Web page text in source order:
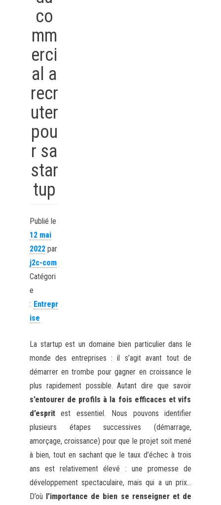
co
mm
erci
al a
recr
uter
pou
r sa
star
tup
Publié le
12 mai
2022par
j2c-com
Catégori
e
: Entrepr
ise
La startup est un domaine bien particulier dans le
monde des entreprises : il s’agit avant tout de
démarrer en trombe pour gagner en croissance le
plus rapidement possible. Autant dire que savoir
s’entourer de profils à la fois efficaces et vifs
d’espritest essentiel. Nous pouvons identifier
plusieurs étapes successives (démarrage,
amorçage, croissance) pour que le projet soit mené
à bien, tout en sachant que le taux d’échec à trois
ans est relativement élevé : une promesse de
développement spectaculaire, mais qui a un prix…
D’où l’importance de bien se renseigner et de